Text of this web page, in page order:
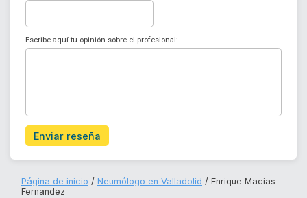
Escribe aquí tu opinión sobre el profesional:
Enviar reseña
Página de inicio Neumólogo en Valladolid
Enrique Macias
Fernandez